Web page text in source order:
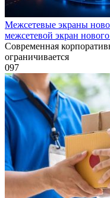
Межсетевые экраны
межсетевой экран
Современная
ограничивается
097